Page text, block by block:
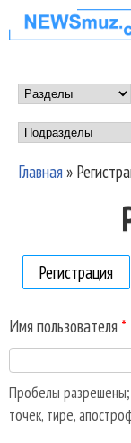
НОВОСТИ
МУЗЫКИ И
ШОУ
Main
Главная»
Регистрация
Имя пользователя *
Пробелы разрешены;
точек, тире,